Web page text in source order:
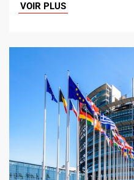
VOIR PLUS